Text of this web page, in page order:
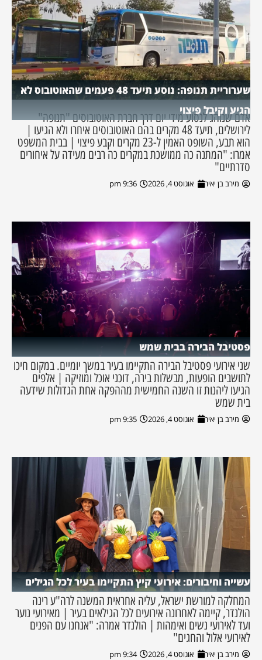
שערוריית תנופה: נוסע תיעד 48 פעמים שהאוטובוס לא
הגיע וקיבל פיצוי
אדם שנוהג לנסוע מידי יום דרך חברת האוטובוסים "תנופה"
לירושלים, תיעד 48 מקרים בהם האוטובוסים איחרו ולא הגיעו |
הוא תבע, השופט האמין ל-23 מקרים וקבע פיצוי | בבית המשפט
אמרו: "המתנה כה ממושכת במקרים כה רבים מעידה על איחורים
סדרתיים"
מירב בן יאיר אוגוסט 4, 2026 9:36 pm
פסטיבל הבירה בבית שמש
שני אירועי פסטיבל הבירה התקיימו בעיר במשך יומיים. במקום חיכו
לתושבים הופעות, מבשלות בירה, דוכני אוכל ומוזיקה | אלפים
הגיעו ליהנות זו השנה החמישית מההפקה אחת הגדולות שידעה
בית שמש
מירב בן יאיר אוגוסט 4, 2026 9:35 pm
עשייה וחיבורים: אירועי קיץ התקיימו בעיר לכל הגילים
המחלקה למורשת ישראל, עליה אחראית המשנה לרה"ע רינה
הולנדר, קיימה לאחרונה אירועים לכל הגילאים בעיר | מאירועי נוער
ועד לאירועי נשים ואימהות | הולנדר אמרה: "אנחנו עם הפנים
לאירועי אלול והחגים"
מירב בן יאיר אוגוסט 4, 2026 9:34 pm